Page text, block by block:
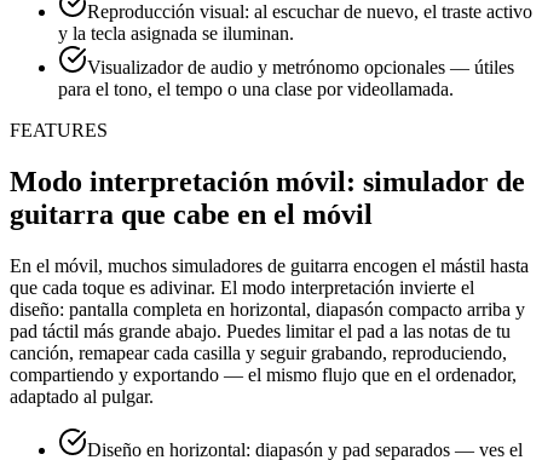
Reproducción visual: al escuchar de nuevo, el traste activo
y la tecla asignada se iluminan.
Visualizador de audio y metrónomo opcionales — útiles
para el tono, el tempo o una clase por videollamada.
FEATURES
Modo interpretación móvil: simulador de
guitarra que cabe en el móvil
En el móvil, muchos simuladores de guitarra encogen el mástil hasta
que cada toque es adivinar. El modo interpretación invierte el
diseño: pantalla completa en horizontal, diapasón compacto arriba y
pad táctil más grande abajo. Puedes limitar el pad a las notas de tu
canción, remapear cada casilla y seguir grabando, reproduciendo,
compartiendo y exportando — el mismo flujo que en el ordenador,
adaptado al pulgar.
Diseño en horizontal: diapasón y pad separados — ves el